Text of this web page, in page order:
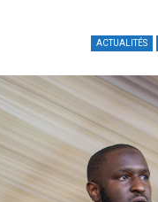
ACTUALITÉS